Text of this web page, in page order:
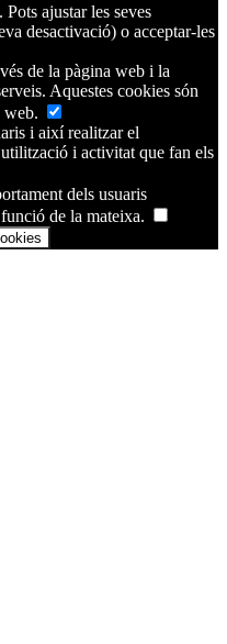
ajustar les seves
desactivació) o acceptar-les
de la pàgina web i la
Aquestes cookies són
web.
i així realitzar el
i activitat que fan els
dels usuaris
de la mateixa.